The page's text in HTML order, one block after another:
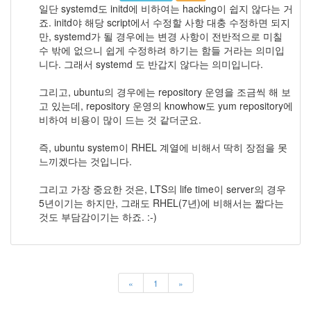
일단 systemd도 initd에 비하여는 hacking이 쉽지 않다는 거
죠. initd야 해당 script에서 수정할 사항 대충 수정하면 되지
만, systemd가 될 경우에는 변경 사항이 전반적으로 미칠
수 밖에 없으니 쉽게 수정하려 하기는 함들 거라는 의미입
니다. 그래서 systemd 도 반갑지 않다는 의미입니다.
그리고, ubuntu의 경우에는 repository 운영을 조금씩 해 보
고 있는데, repository 운영의 knowhow도 yum repository에
비하여 비용이 많이 드는 것 같더군요.
즉, ubuntu system이 RHEL 계열에 비해서 딱히 장점을 못
느끼겠다는 것입니다.
그리고 가장 중요한 것은, LTS의 life time이 server의 경우
5년이기는 하지만, 그래도 RHEL(7년)에 비해서는 짧다는
것도 부담감이기는 하죠. :-)
« 1 »